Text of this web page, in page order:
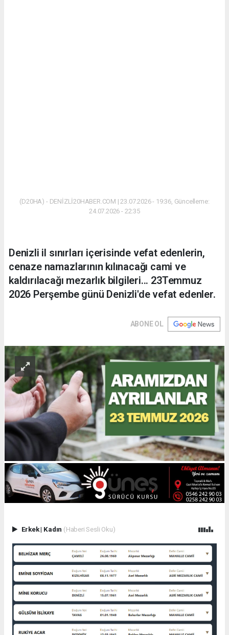
(D20HA) - DENİZLİ20HABER.COM | 23.07.2026 - 19:36, Güncelleme:
24.07.2026 - 22:35
Denizli il sınırları içerisinde vefat edenlerin,
cenaze namazlarının kılınacağı cami ve
kaldırılacağı mezarlık bilgileri... 23Temmuz
2026 Perşembe günü Denizli'de vefat edenler.
ABONE OL
Erkek| Kadın (Haberi Sesli Oku)